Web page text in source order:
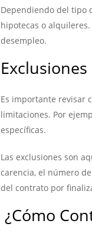
Dependiendo del tipo
hipotecas o
desempleo.
Es importante revisar
limitaciones. Por
específicas.
Las exclusiones son
carencia, el número
del contrato por
¿Cómo